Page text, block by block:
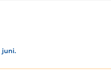
juni.